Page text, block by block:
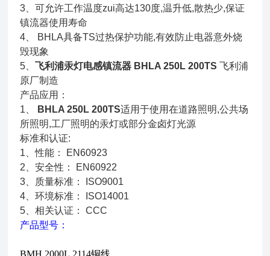
3、可允许工作温度zui高达130度,温升低,散热少,保证
镇流器使用寿命
4、 BHLA具备TS过热保护功能,有效防止电器意外烧
毁现象
5、飞利浦汞灯电感镇流器 BHLA 250L 200TS 飞利浦
原厂制造
产品应用：
1、
BHLA 250L 200TS适用于使用在道路照明,公共场
所照明,工厂照明的汞灯或部分金卤灯光源
标准和认证:
1、性能： EN60923
2、安全性： EN60922
3、质量标准： ISO9001
4、环境标准： ISO14001
5、相关认证： CCC
产品型号：
BMH 2000L 2114铜线